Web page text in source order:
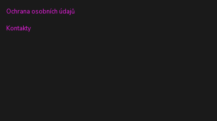
Ochrana osobních údajů
Kontakty